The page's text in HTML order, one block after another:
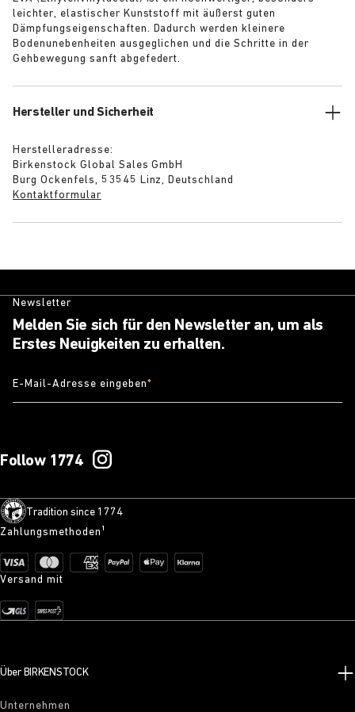
leichter, elastischer Kunststoff mit äußerst guten
Dämpfungseigenschaften. Dadurch werden kleinere
Bodenunebenheiten ausgeglichen und die Schritte in der
Gehbewegung sanft abgefedert.
Hersteller und Sicherheit
Herstelleradresse:
Birkenstock Global Sales GmbH
Burg Ockenfels, 53545 Linz, Deutschland
Kontaktformular
Newsletter
Melden Sie sich für den Newsletter an, um als
Erstes Neuigkeiten zu erhalten.
E-Mail-Adresse eingeben*
Follow 1774
Tradition since 1774
Zahlungsmethoden¹
Versand mit
Über BIRKENSTOCK
Unternehmen